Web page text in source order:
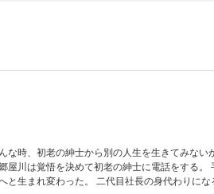
な時、初老の紳士から別の人生を生きてみない
川は覚悟を決めて初老の紳士に電話をする。
の身代わりになるため、初老の